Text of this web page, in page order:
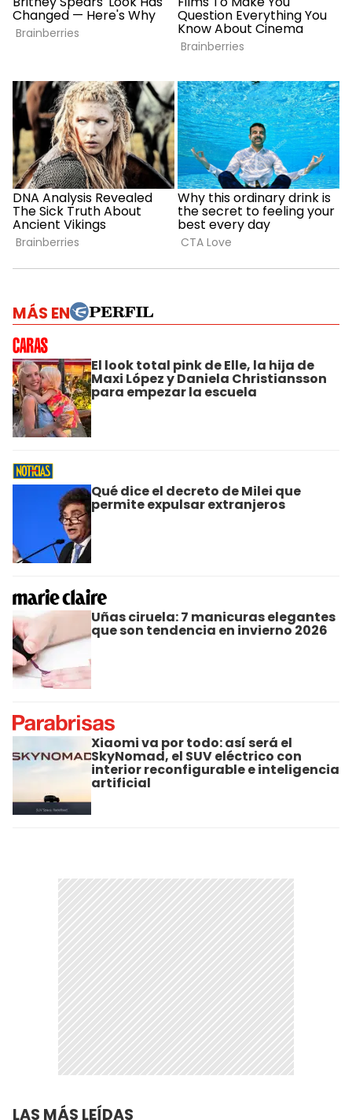
MÁS EN
El look total pink de Elle, la hija de
Maxi López y Daniela Christiansson
para empezar la escuela
Qué dice el decreto de Milei que
permite expulsar extranjeros
Uñas ciruela: 7 manicuras elegantes
que son tendencia en invierno 2026
Xiaomi va por todo: así será el
SkyNomad, el SUV eléctrico con
interior reconfigurable e inteligencia
artificial
LAS MÁS LEÍDAS